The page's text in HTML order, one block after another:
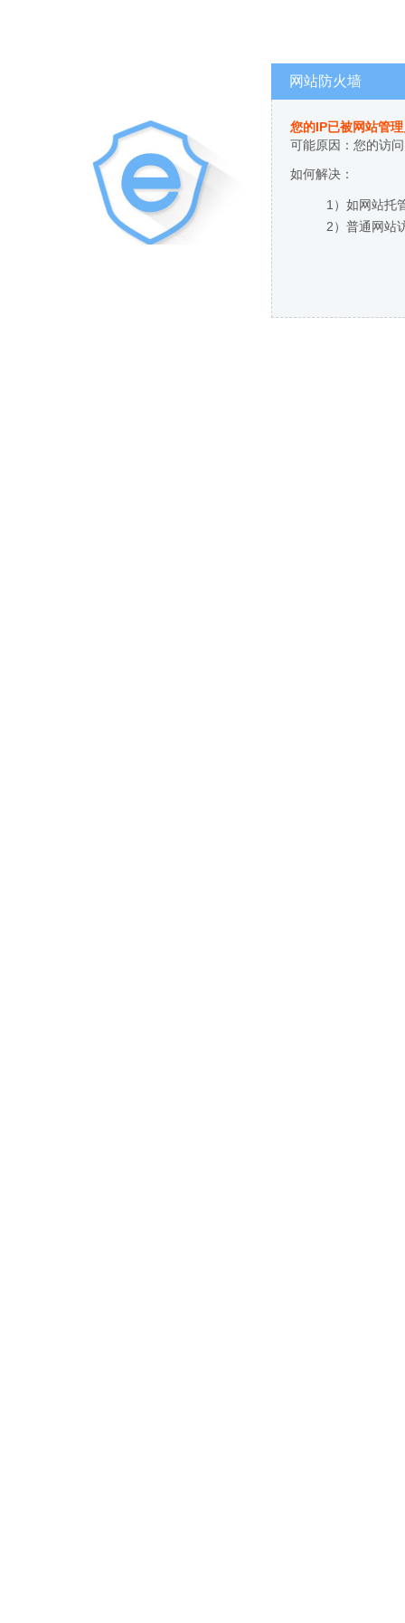
网站防火墙
您的IP已被网站管
可能原因：您的访
如何解决：
1）如网站托
2）普通网站